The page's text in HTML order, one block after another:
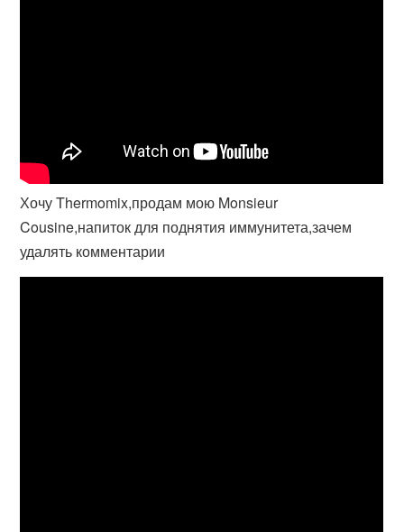
Хочу Thermomix,продам мою Monsieur
Cousine,напиток для поднятия иммунитета,зачем
удалять комментарии